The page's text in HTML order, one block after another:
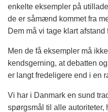
enkelte eksempler på
de er såmænd kommet fra
Dem må vi tage klart afstand
Men de få eksempler må
kendsgerning, at debatten
er langt fredeligere end i en
Vi har i Danmark en sund
spørgsmål til alle autoriteter,